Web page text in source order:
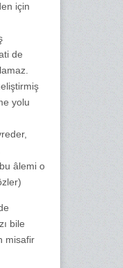
için
de
yolu
âlemi o
bile
misafir